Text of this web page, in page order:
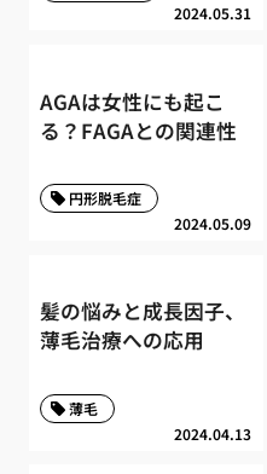
2024.05.31
AGAは女性にも起こ
る？FAGAとの関連性
2024.05.09
円形脱毛症
髪の悩みと成長因子、
薄毛治療への応用
2024.04.13
薄毛